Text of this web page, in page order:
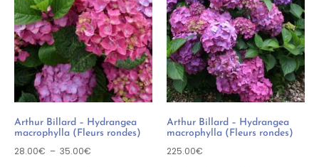
Arthur Billard – Hydrangea
macrophylla (Fleurs rondes)
28.00€ – 35.00€
Arthur Billard – Hydrangea
macrophylla (Fleurs rondes)
225.00€